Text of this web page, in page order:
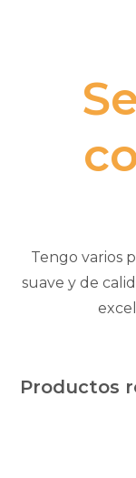
Tengo varios
suave y de
Productos